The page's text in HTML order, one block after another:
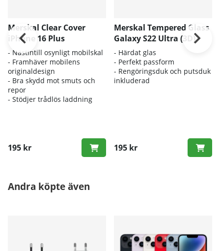
Merskal Clear Cover
iPhone 16 Plus
- Nästintill osynligt mobilskal
- Framhäver mobilens
originaldesign
- Bra skydd mot smuts och
repor
- Stödjer trådlös laddning
195 kr
Merskal Tempered Glass
Galaxy S22 Ultra (3D)
- Härdat glas
- Perfekt passform
- Rengöringsduk och putsduk
inkluderad
195 kr
Andra köpte även